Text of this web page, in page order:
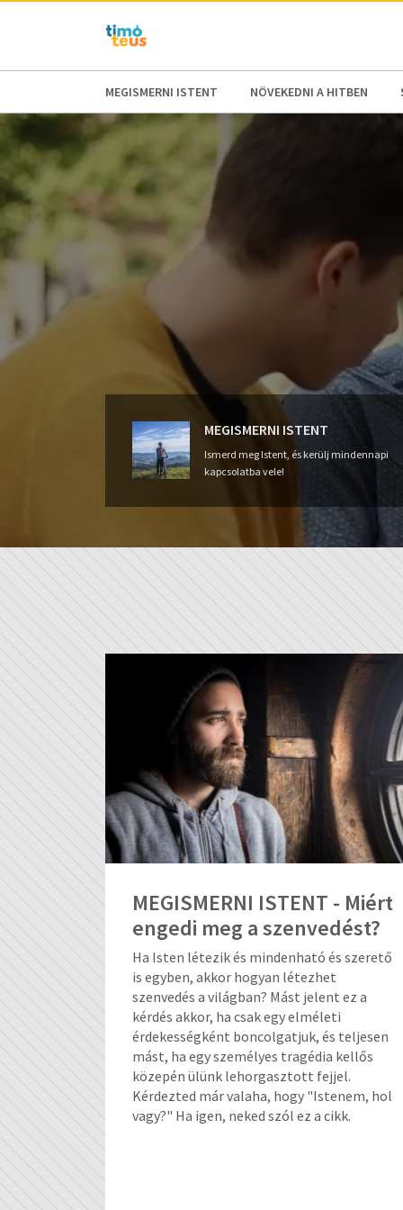
AFRICA
MEGISMERNI ISTENT NÖVEKEDNI A HITBEN
MEGISMERNI ISTENT
Ismerd meg Istent, és kerülj mindennapi
kapcsolatba vele!
MEGISMERNI ISTENT - Miért
engedi meg a szenvedést?
Ha Isten létezik és mindenható és szerető
is egyben, akkor hogyan létezhet
szenvedés a világban? Mást jelent ez a
kérdés akkor, ha csak egy elméleti
érdekességként boncolgatjuk, és teljesen
mást, ha egy személyes tragédia kellős
közepén ülünk lehorgasztott fejjel.
Kérdezted már valaha, hogy "Istenem, hol
vagy?" Ha igen, neked szól ez a cikk.